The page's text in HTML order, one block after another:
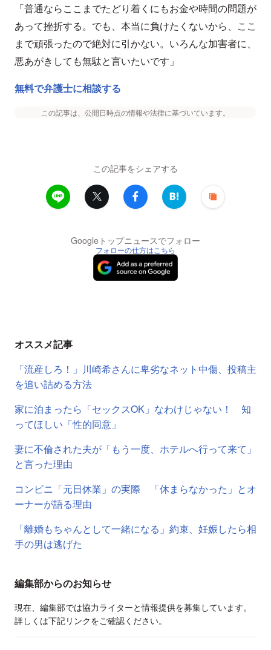
「普通ならここまでたどり着くにもお金や時間の問題が
あって挫折する。でも、本当に負けたくないから、ここ
まで頑張ったので絶対に引かない。いろんな加害者に、
悪あがきしても無駄と言いたいです」
無料で弁護士に相談する
この記事は、公開日時点の情報や法律に基づいています。
この記事をシェアする
Googleトップニュースでフォロー
フォローの仕方はこちら
オススメ記事
「流産しろ！」川崎希さんに卑劣なネット中傷、投稿主
を追い詰める方法
家に泊まったら「セックスOK」なわけじゃない！ 知
ってほしい「性的同意」
妻に不倫された夫が「もう一度、ホテルへ行って来て」
と言った理由
コンビニ「元日休業」の実際 「休まらなかった」とオ
ーナーが語る理由
「離婚もちゃんとして一緒になる」約束、妊娠したら相
手の男は逃げた
編集部からのお知らせ
現在、編集部では協力ライターと情報提供を募集しています。
詳しくは下記リンクをご確認ください。